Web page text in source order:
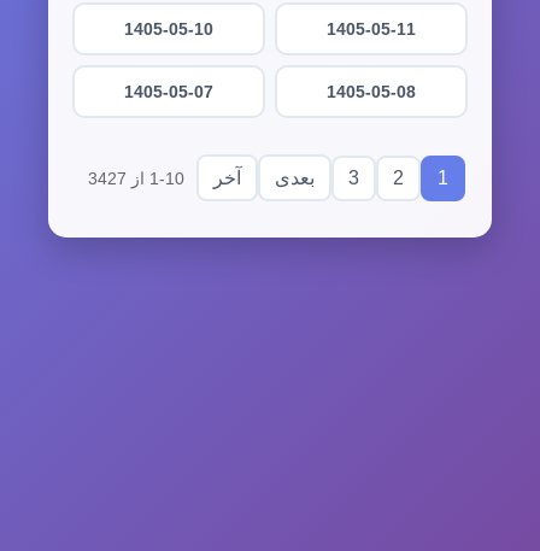
1405-05-11
1405-05-10
1405-05-08
1405-05-07
1
2
3 بعدی آخر 1-10 از 3427